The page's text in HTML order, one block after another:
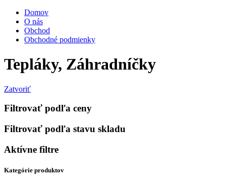
Domov
O nás
Obchod
Obchodné podmienky
Tepláky, Záhradníčky
Zatvoriť
Filtrovať podľa ceny
Filtrovať podľa stavu skladu
Aktívne filtre
Kategórie produktov